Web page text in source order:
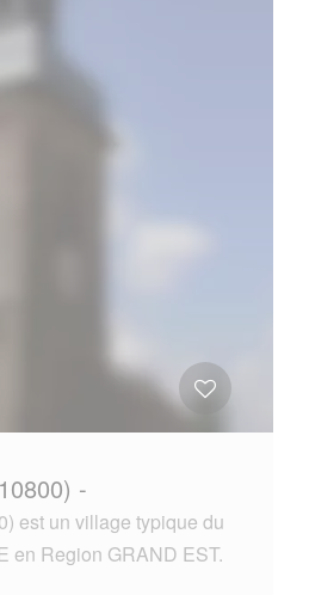
-
est un village typique du
en Region GRAND EST.